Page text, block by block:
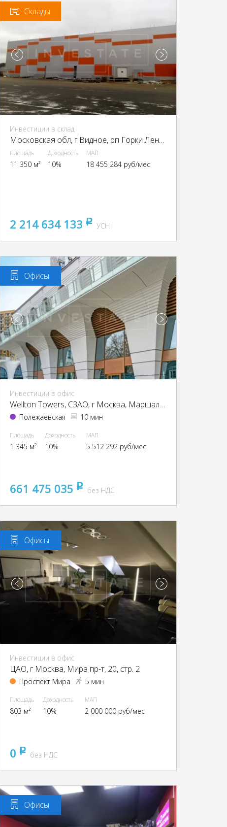
Склады
Инвестиции в склад
Московская обл, г Видное, рп Горки Ленинские, Промзона Технопарк улица Восточная, Московская обл., промзона Технопарк, Восточная ул.
Площадь
11 350 м²
Доходность
10%
МАП
18 455 284 руб/мес
2 214 634 133 pуб
УСН
Офисы
Инвестиции в офис
Wellton Towers, CЗАО, г Москва, Маршала Жукова пр-т, 39
Полежаевская 10 мин
Площадь
1 345 м²
Доходность
10%
МАП
5 512 292 руб/мес
661 475 035 pуббез НДС
Офисы
Инвестиции в офис
ЦАО, г Москва, Мира пр-т, 20, стр. 2
Проспект Мира 5 мин
Площадь
803 м²
Доходность
10%
МАП
2 000 000 руб/мес
0 pуббез НДС
Офисы